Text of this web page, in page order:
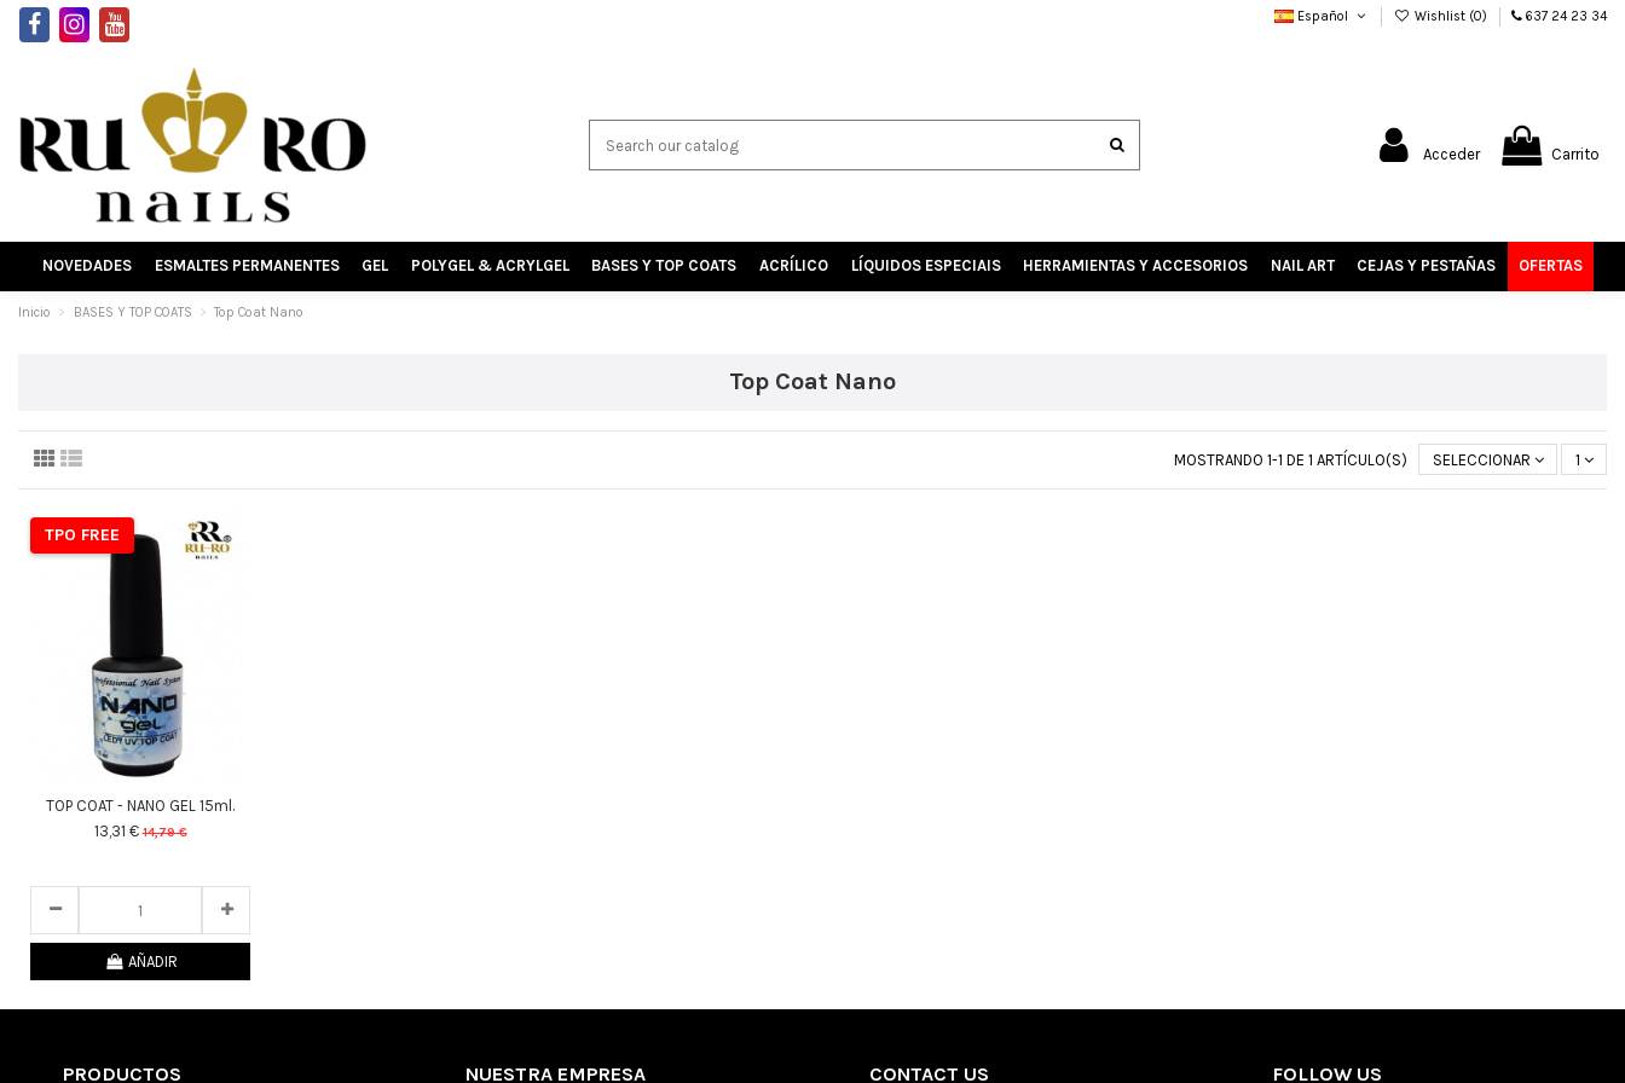
Español Wishlist (0) 637 24 23 34
Acceder Carrito
NOVEDADES ESMALTES PERMANENTES GEL POLYGEL & ACRYLGEL BASES Y TOP COATS ACRÍLICO LÍQUIDOS ESPECIAIS HERRAMIENTAS Y ACCESORIOS NAIL ART CEJAS Y PESTAÑAS OFERTAS
Inicio BASES Y TOP COATS Top Coat Nano
Top Coat Nano
MOSTRANDO 1-1 DE 1 ARTÍCULO(S) SELECCIONAR 1
TPO FREE
TOP COAT - NANO GEL 15ml.
13,31 €14,79 €
AÑADIR
PRODUCTOS NUESTRA EMPRESA CONTACT US FOLLOW US